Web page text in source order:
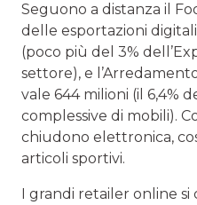
Seguono a distanza il
delle esportazioni
(poco più del 3%
settore), e
vale 644 milioni (il 6,4%
complessive di mobili).
chiudono elettronica,
articoli sportivi.
I grandi retailer online